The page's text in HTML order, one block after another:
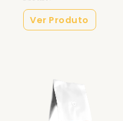
Ver Produto